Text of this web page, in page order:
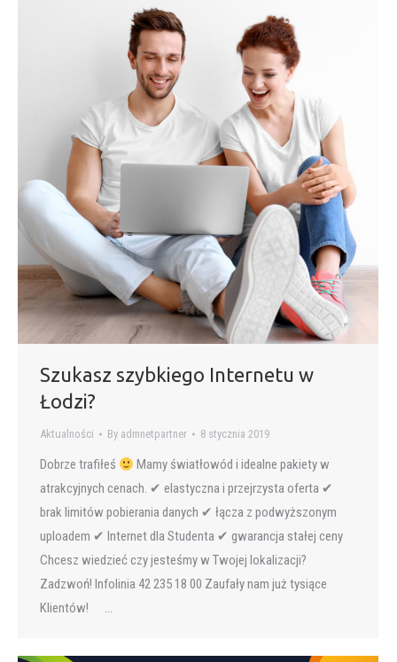
Szukasz szybkiego Internetu w
Łodzi?
Aktualności By admnetpartner 8 stycznia 2019
Dobrze trafiłeś
Mamy światłowód i idealne pakiety w
atrakcyjnych cenach. ✔ elastyczna i przejrzysta oferta ✔
brak limitów pobierania danych ✔ łącza z podwyższonym
uploadem ✔ Internet dla Studenta ✔ gwarancja stałej ceny
Chcesz wiedzieć czy jesteśmy w Twojej lokalizacji?
Zadzwoń! Infolinia 42 235 18 00 Zaufały nam już tysiące
Klientów! …